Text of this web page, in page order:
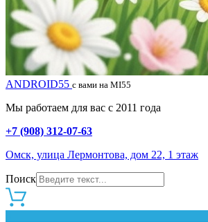
ANDROID55 с вами на MI55
Мы работаем для вас с 2011 года
+7 (908) 312-07-63
Омск, улица Лермонтова, дом 22, 1 этаж
Поиск